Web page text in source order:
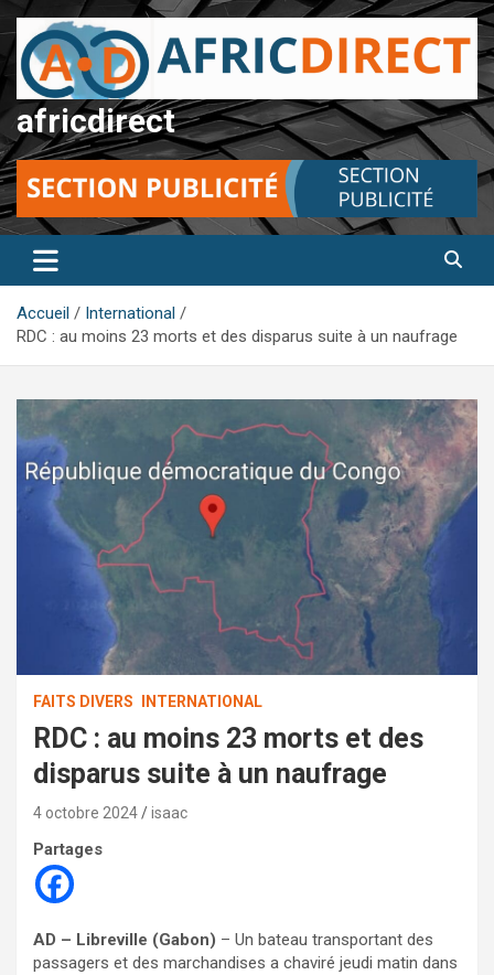
Aller
au
contenu
africdirect
Accueil
International
RDC : au moins 23 morts et des disparus suite à un naufrage
FAITS DIVERS INTERNATIONAL
RDC : au moins 23 morts et des
disparus suite à un naufrage
4 octobre 2024 isaac
Partages
AD – Libreville (Gabon) – Un bateau transportant des
passagers et des marchandises a chaviré jeudi matin dans